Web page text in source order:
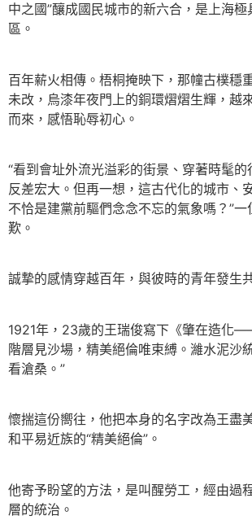
中之國”釀成國民城市的新六合，是上海
區。
百年薪火相傳。梧桐掩映下，那幢古樸穩
未改，烏漆年夜門上的銅環熠熠生輝，越
而來，感悟恥辱初心。
“看到會址外流光溢彩的街景、穿著時髦的
反差宏大。但再一想，這古代化的城市、
不恰是建黨前驅們念念不忘的氣象嗎？”
歎。
誠摯的感情穿越百年，與彼時的青年發生
1921年，23歲的王瑞俊寫下《肇在造化
階層見沙場，精美絕倫唯束縛。濰水泥沙
看滄桑。”
懷揣這份嚮往，他把本身的名字改為王盡
和平易近族的“精美絕倫”。
他寄予盼望的方法，是叫醒勞工，經由過
層的統治。